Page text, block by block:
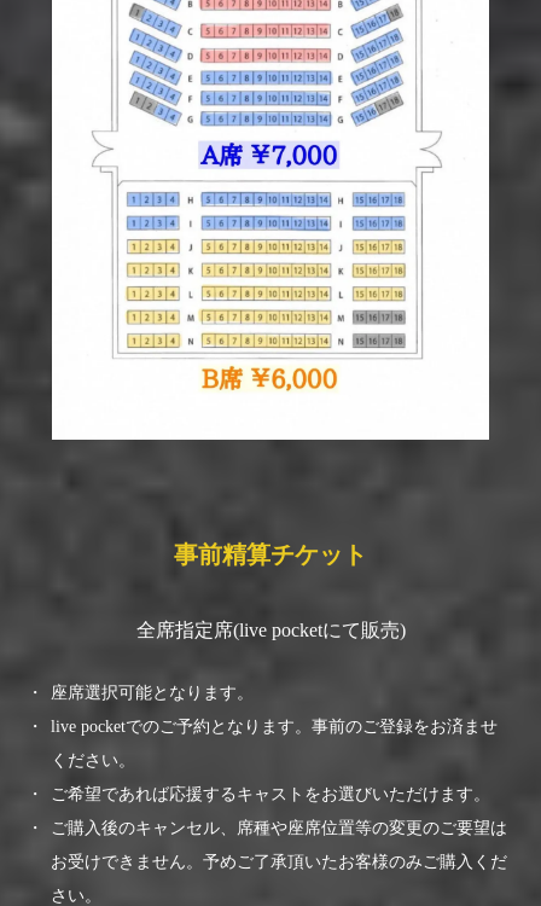
事前精算チケット
全席指定席(live pocketにて販売)
座席選択可能となります。
live pocketでのご予約となります。事前のご登録をお済ませ
ください。
ご希望であれば応援するキャストをお選びいただけます。
ご購入後のキャンセル、席種や座席位置等の変更のご要望は
お受けできません。予めご了承頂いたお客様のみご購入くだ
さい。